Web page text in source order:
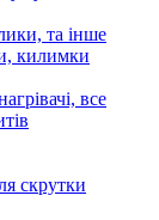
та інше
килимки
все
скрутки